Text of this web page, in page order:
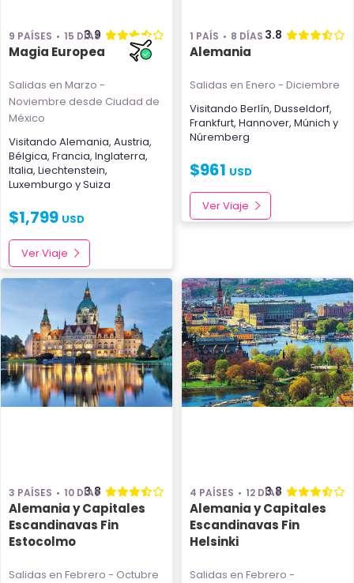
9 PAÍSES 15 DÍAS
3.9
Magia Europea
Salidas en Marzo -
Noviembre desde Ciudad de
México
Visitando Alemania, Austria,
Bélgica, Francia, Inglaterra,
Italia, Liechtenstein,
Luxemburgo ySuiza
$1,799 USD
Ver Viaje
1 PAÍS 8 DÍAS 3.8
Alemania
Salidas en Enero - Diciembre
Visitando Berlín, Dusseldorf,
Frankfurt, Hannover, Múnich y
Núremberg
$961 USD
Ver Viaje
3 PAÍSES 10 DÍAS
3.8
Alemania y Capitales
Escandinavas Fin
Estocolmo
Salidas en Febrero - Octubre
4 PAÍSES 12 DÍAS
3.8
Alemania y Capitales
Escandinavas Fin
Helsinki
Salidas en Febrero -